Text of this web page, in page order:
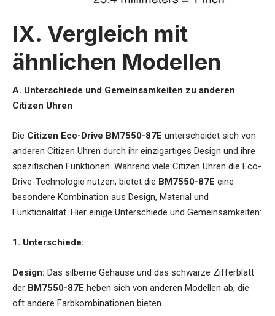
IX. Vergleich mit
ähnlichen Modellen
A. Unterschiede und Gemeinsamkeiten zu anderen
Citizen Uhren
Die Citizen Eco-Drive BM7550-87E unterscheidet sich von
anderen Citizen Uhren durch ihr einzigartiges Design und ihre
spezifischen Funktionen. Während viele Citizen Uhren die Eco-
Drive-Technologie nutzen, bietet die BM7550-87E eine
besondere Kombination aus Design, Material und
Funktionalität. Hier einige Unterschiede und Gemeinsamkeiten:
1. Unterschiede:
Design: Das silberne Gehäuse und das schwarze Zifferblatt
der BM7550-87E heben sich von anderen Modellen ab, die
oft andere Farbkombinationen bieten.